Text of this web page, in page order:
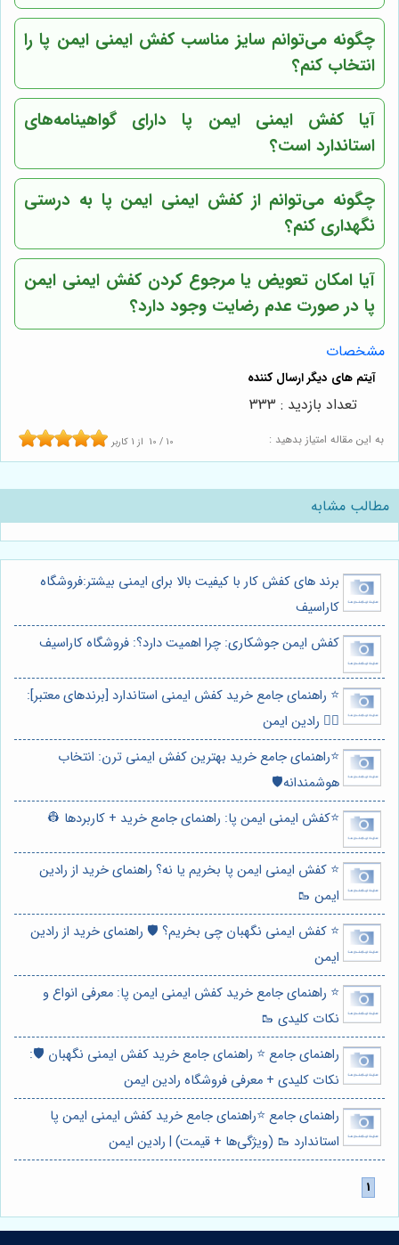
چگونه می‌توانم سایز مناسب کفش ایمنی ایمن پا را
انتخاب کنم؟
آیا کفش ایمنی ایمن پا دارای گواهینامه‌های
استاندارد است؟
چگونه می‌توانم از کفش ایمنی ایمن پا به درستی
نگهداری کنم؟
آیا امکان تعویض یا مرجوع کردن کفش ایمنی ایمن
پا در صورت عدم رضایت وجود دارد؟
مشخصات
به این مقاله امتیاز بدهید : 10 / 10 از 1 کاربر
تعداد بازدید : 333
مطالب مشابه
برند های کفش کار با کیفیت بالا برای ایمنی بیشتر:فروشگاه
کاراسیف
کفش ایمن جوشکاری: چرا اهمیت دارد؟: فروشگاه کاراسیف
⭐️ راهنمای جامع خرید کفش ایمنی استاندارد [برندهای معتبر]:
👷‍♂️ رادین ایمن
⭐️راهنمای جامع خرید بهترین کفش ایمنی ترن: انتخاب
هوشمندانه🛡️
⭐️کفش ایمنی ایمن پا: راهنمای جامع خرید + کاربردها 👷
⭐️ کفش ایمنی ایمن پا بخریم یا نه؟ راهنمای خرید از رادین
ایمن 🥾
⭐️ کفش ایمنی نگهبان چی بخریم؟ 🛡️ راهنمای خرید از رادین
ایمن
⭐️ راهنمای جامع خرید کفش ایمنی ایمن پا: معرفی انواع و
نکات کلیدی 🥾
راهنمای جامع ⭐️ راهنمای جامع خرید کفش ایمنی نگهبان 🛡️:
نکات کلیدی + معرفی فروشگاه رادین ایمن
راهنمای جامع ⭐️راهنمای جامع خرید کفش ایمنی ایمن پا
استاندارد 🥾 (ویژگی‌ها + قیمت) | رادین ایمن